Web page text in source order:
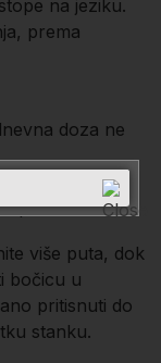
na jeziku.
prema
doza ne
uzimati kao
prehranu.
više puta, dok
bočicu u
pritisnuti do
stanku.